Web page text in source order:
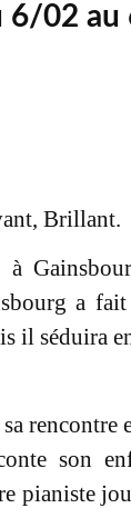
6/02
Brillant.
à
a
il séduira
son
pianiste